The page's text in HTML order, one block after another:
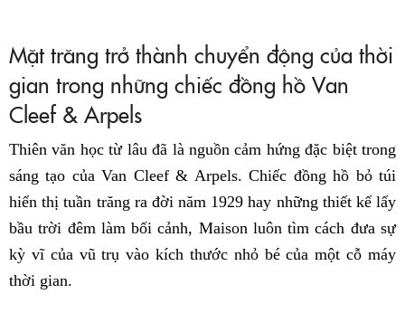
Mặt trăng trở thành chuyển động của thời
gian trong những chiếc đồng hồ Van
Cleef & Arpels
Thiên văn học từ lâu đã là nguồn cảm hứng đặc biệt trong
sáng tạo của Van Cleef & Arpels. Chiếc đồng hồ bỏ túi
hiển thị tuần trăng ra đời năm 1929 hay những thiết kế lấy
bầu trời đêm làm bối cảnh, Maison luôn tìm cách đưa sự
kỳ vĩ của vũ trụ vào kích thước nhỏ bé của một cỗ máy
thời gian.